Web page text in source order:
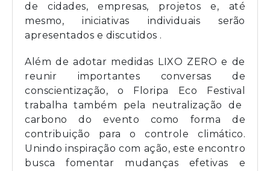
de cidades, empresas, projetos e, até
mesmo, iniciativas individuais serão
apresentados e discutidos .
Além de adotar medidas LIXO ZERO e de
reunir importantes conversas de
conscientização, o Floripa Eco Festival
trabalha também pela neutralização de
carbono do evento como forma de
contribuição para o controle climático.
Unindo inspiração com ação, este encontro
busca fomentar mudanças efetivas e